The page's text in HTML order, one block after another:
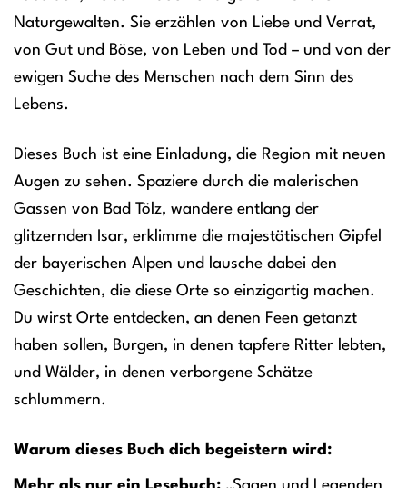
Naturgewalten. Sie erzählen von Liebe und Verrat,
von Gut und Böse, von Leben und Tod – und von der
ewigen Suche des Menschen nach dem Sinn des
Lebens.
Dieses Buch ist eine Einladung, die Region mit neuen
Augen zu sehen. Spaziere durch die malerischen
Gassen von Bad Tölz, wandere entlang der
glitzernden Isar, erklimme die majestätischen Gipfel
der bayerischen Alpen und lausche dabei den
Geschichten, die diese Orte so einzigartig machen.
Du wirst Orte entdecken, an denen Feen getanzt
haben sollen, Burgen, in denen tapfere Ritter lebten,
und Wälder, in denen verborgene Schätze
schlummern.
Warum dieses Buch dich begeistern wird: